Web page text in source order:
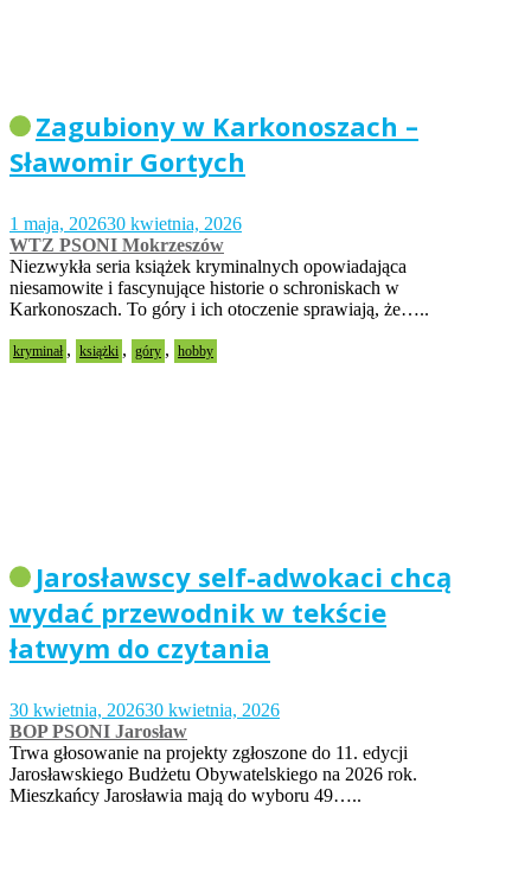
Zagubiony w Karkonoszach –
Sławomir Gortych
1 maja, 202630 kwietnia, 2026
WTZ PSONI Mokrzeszów
Niezwykła seria książek kryminalnych opowiadająca
niesamowite i fascynujące historie o schroniskach w
Karkonoszach. To góry i ich otoczenie sprawiają, że…..
kryminał , książki , góry , hobby
Jarosławscy self-adwokaci chcą
wydać przewodnik w tekście
łatwym do czytania
30 kwietnia, 202630 kwietnia, 2026
BOP PSONI Jarosław
Trwa głosowanie na projekty zgłoszone do 11. edycji
Jarosławskiego Budżetu Obywatelskiego na 2026 rok.
Mieszkańcy Jarosławia mają do wyboru 49…..